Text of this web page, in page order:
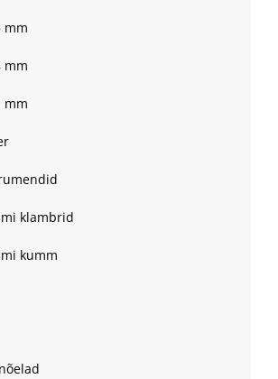
mm
mm
mm
klambrid
kumm